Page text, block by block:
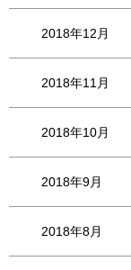
2018年12月
2018年11月
2018年10月
2018年9月
2018年8月